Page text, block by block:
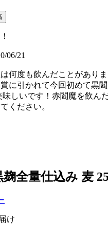
06/21
何度も飲んだことがあり
に引かれて今回初めて黒
しいです！赤閻魔を飲ん
ください。
全量仕込み 麦
け